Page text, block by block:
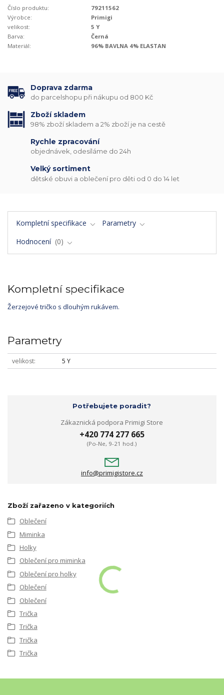
Číslo produktu:
79211562
Výrobce:
Primigi
velikost:
5 Y
Barva:
Černá
Materiál:
96% BAVLNA 4% ELASTAN
Doprava zdarma
do parcelshopu při nákupu od 800 Kč
Zboží skladem
98% zboží skladem a 2% zboží je na cestě
Rychle zpracování
objednávek, odesíláme do 24h
Velký sortiment
dětské obuvi a oblečení pro děti od 0 do 14 let
Kompletní specifikace
Parametry
Hodnocení
0
Kompletní specifikace
Žerzejové tričko s dlouhým rukávem.
Parametry
velikost 5 Y
Potřebujete poradit?
Zákaznická podpora Primigi Store
+420 774 277 665
(Po-Ne, 9-21 hod.)
info@primigistore.cz
Zboží zařazeno v kategoriích
Oblečení
Miminka
Holky
Oblečení pro miminka
Oblečení pro holky
Oblečení
Oblečení
Trička
Trička
Trička
Trička